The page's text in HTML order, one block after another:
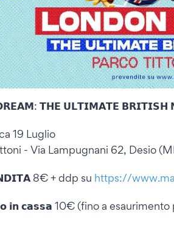
𝗧𝗛𝗘 𝗨𝗟𝗧𝗜𝗠𝗔𝗧𝗘 𝗕𝗥𝗜𝗧𝗜𝗦𝗛
19 Luglio
- Via Lampugnani 62, Desio
8€ + ddp su https://
𝗶𝗻 𝗰𝗮𝘀𝘀𝗮 10€ (fino a esaurimento